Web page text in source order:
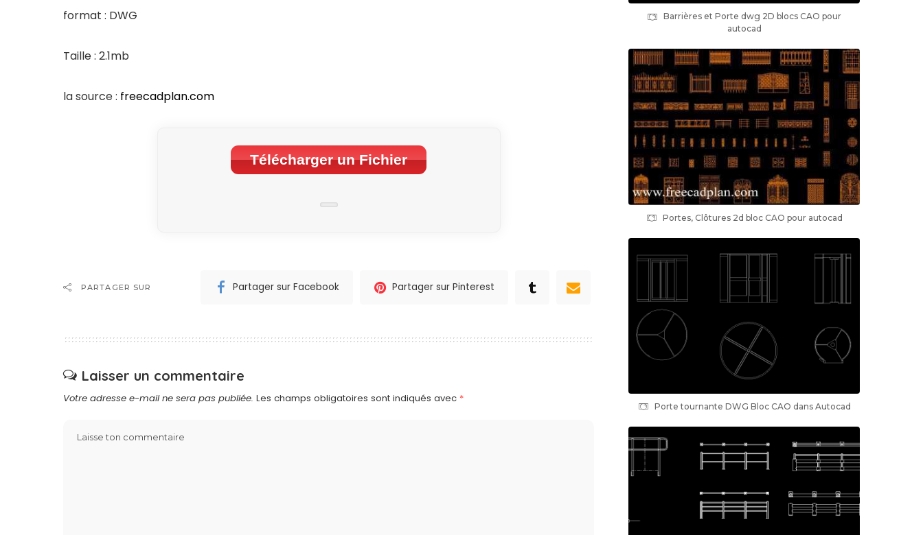
format : DWG
Taille : 2.1mb
la source : freecadplan.com
Télécharger un Fichier
PARTAGER SUR Partager sur Facebook Partager sur Pinterest
Laisser un commentaire
Votre adresse e-mail ne sera pas publiée. Les champs obligatoires sont indiqués avec *
Barrières et Porte dwg 2D blocs CAO pour
autocad
Portes, Clôtures 2d bloc CAO pour autocad
Porte tournante DWG Bloc CAO dans Autocad